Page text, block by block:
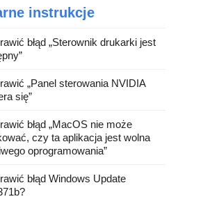
instrukcje
błąd „Sterownik drukarki jest
„Panel sterowania NVIDIA
się”
błąd „MacOS nie może
czy ta aplikacja jest wolna
oprogramowania”
błąd Windows Update